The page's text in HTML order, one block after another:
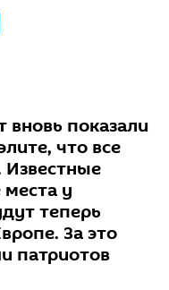
показали
что все
Известные
у
теперь
За это
патриотов